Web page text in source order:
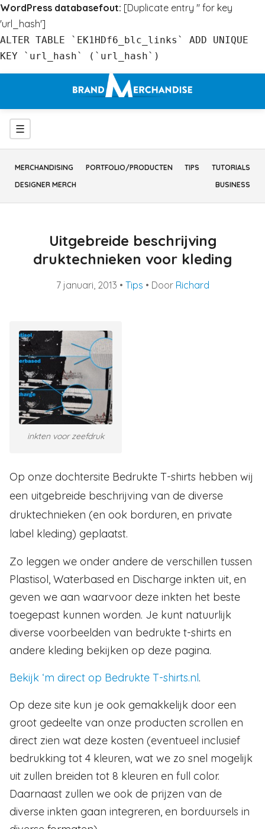
WordPress databasefout: [Duplicate entry '' for key
'url_hash']
ALTER TABLE `EK1HDf6_blc_links` ADD UNIQUE
KEY `url_hash` (`url_hash`)
inhoud
Menu
☰
MERCHANDISING PORTFOLIO/PRODUCTEN TIPS
TUTORIALS
DESIGNER MERCH
BUSINESS
Uitgebreide beschrijving
druktechnieken voor kleding
7 januari, 2013 • Tips • Door Richard
inkten voor zeefdruk
Op onze dochtersite Bedrukte T-shirts hebben wij
een uitgebreide beschrijving van de diverse
druktechnieken (en ook borduren, en private
label kleding) geplaatst.
Zo leggen we onder andere de verschillen tussen
Plastisol, Waterbased en Discharge inkten uit, en
geven we aan waarvoor deze inkten het beste
toegepast kunnen worden. Je kunt natuurlijk
diverse voorbeelden van bedrukte t-shirts en
andere kleding bekijken op deze pagina.
Bekijk ‘m direct op Bedrukte T-shirts.nl.
Op deze site kun je ook gemakkelijk door een
groot gedeelte van onze producten scrollen en
direct zien wat deze kosten (eventueel inclusief
bedrukking tot 4 kleuren, wat we zo snel mogelijk
uit zullen breiden tot 8 kleuren en full color.
Daarnaast zullen we ook de prijzen van de
diverse inkten gaan integreren, en borduursels in